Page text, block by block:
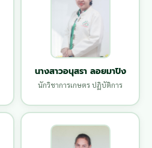
นางสาวอนุสรา ลอยมาปิง
นักวิชาการเกษตร ปฏิบัติการ